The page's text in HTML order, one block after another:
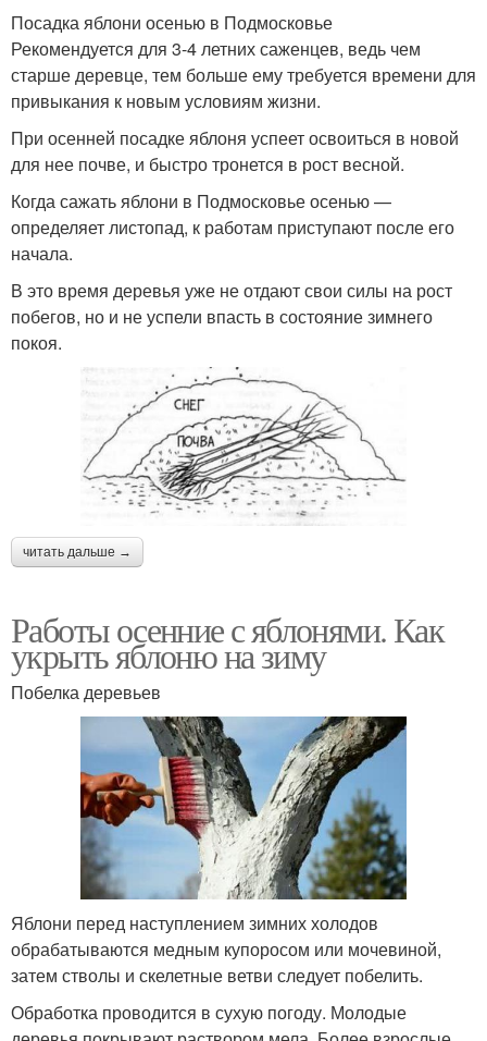
Посадка яблони осенью в Подмосковье
Рекомендуется для 3-4 летних саженцев, ведь чем
старше деревце, тем больше ему требуется времени для
привыкания к новым условиям жизни.
При осенней посадке яблоня успеет освоиться в новой
для нее почве, и быстро тронется в рост весной.
Когда сажать яблони в Подмосковье осенью —
определяет листопад, к работам приступают после его
начала.
В это время деревья уже не отдают свои силы на рост
побегов, но и не успели впасть в состояние зимнего
покоя.
читать дальше →
Работы осенние с яблонями. Как
укрыть яблоню на зиму
Побелка деревьев
Яблони перед наступлением зимних холодов
обрабатываются медным купоросом или мочевиной,
затем стволы и скелетные ветви следует побелить.
Обработка проводится в сухую погоду. Молодые